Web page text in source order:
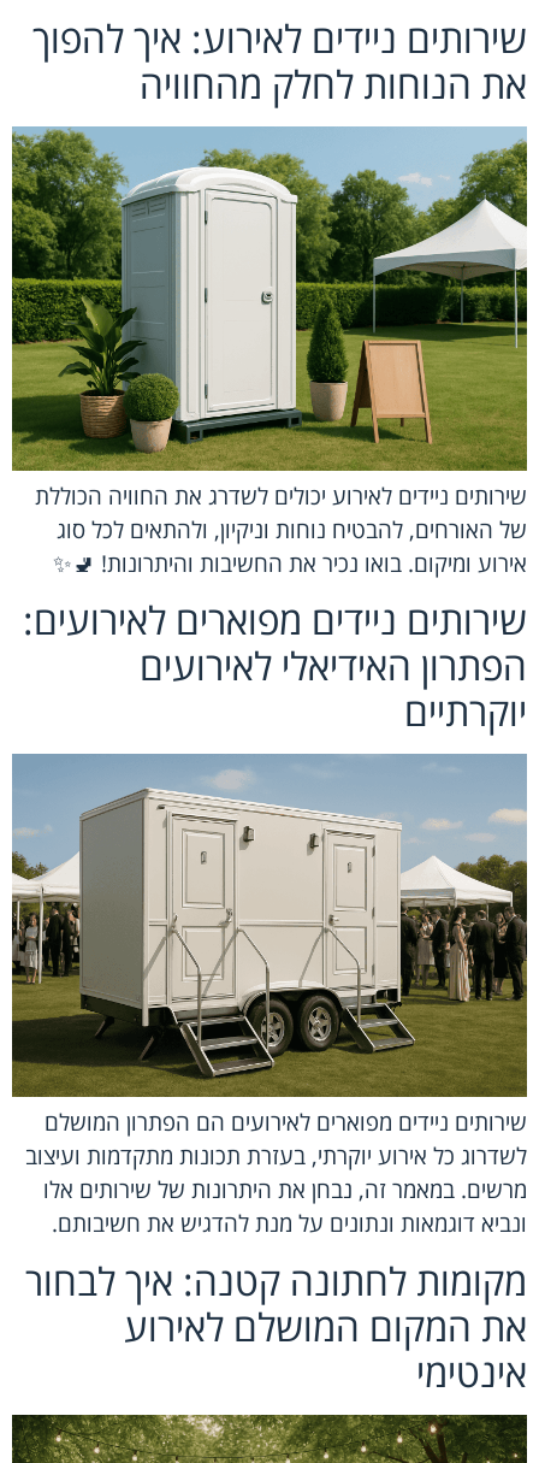
שירותים ניידים לאירוע: איך להפוך
את הנוחות לחלק מהחוויה
שירותים ניידים לאירוע יכולים לשדרג את החוויה הכוללת
של האורחים, להבטיח נוחות וניקיון, ולהתאים לכל סוג
אירוע ומיקום. בואו נכיר את החשיבות והיתרונות! 🚽✨
שירותים ניידים מפוארים לאירועים:
הפתרון האידיאלי לאירועים
יוקרתיים
שירותים ניידים מפוארים לאירועים הם הפתרון המושלם
לשדרוג כל אירוע יוקרתי, בעזרת תכונות מתקדמות ועיצוב
מרשים. במאמר זה, נבחן את היתרונות של שירותים אלו
ונביא דוגמאות ונתונים על מנת להדגיש את חשיבותם.
מקומות לחתונה קטנה: איך לבחור
את המקום המושלם לאירוע
אינטימי